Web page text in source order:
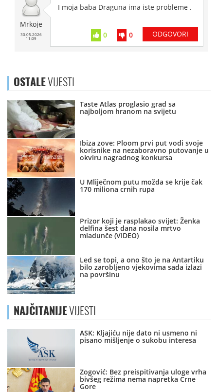
Mrkoje
30.05.2026
11:09
I moja baba Draguna ima iste probleme .
0 0 ODGOVORI
OSTALEVIJESTI
Taste Atlas proglasio grad sa
najboljom hranom na svijetu
Ibiza zove: Ploom prvi put vodi svoje
korisnike na nezaboravno putovanje u
okviru nagradnog konkursa
U Mliječnom putu možda se krije čak
170 miliona crnih rupa
Prizor koji je rasplakao svijet: Ženka
delfina šest dana nosila mrtvo
mladunče (VIDEO)
Led se topi, a ono što je na Antartiku
bilo zarobljeno vjekovima sada izlazi
na površinu
NAJČITANIJEVIJESTI
ASK: Kljajiću nije dato ni usmeno ni
pisano mišljenje o sukobu interesa
Zogović: Bez preispitivanja uloge vrha
bivšeg režima nema napretka Crne
Gore